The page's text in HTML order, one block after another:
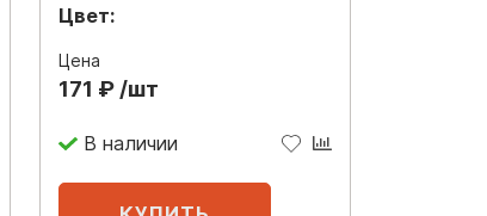
Цвет:
Цена
171 ₽ /шт
В наличии